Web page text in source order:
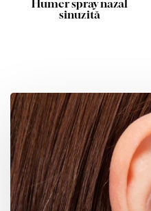
Humer spray nazal
sinuzită